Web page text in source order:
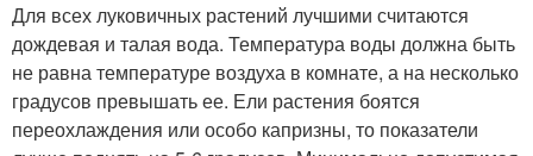
Для всех луковичных растений лучшими считаются
дождевая и талая вода. Температура воды должна быть
не равна температуре воздуха в комнате, а на несколько
градусов превышать ее. Ели растения боятся
переохлаждения или особо капризны, то показатели